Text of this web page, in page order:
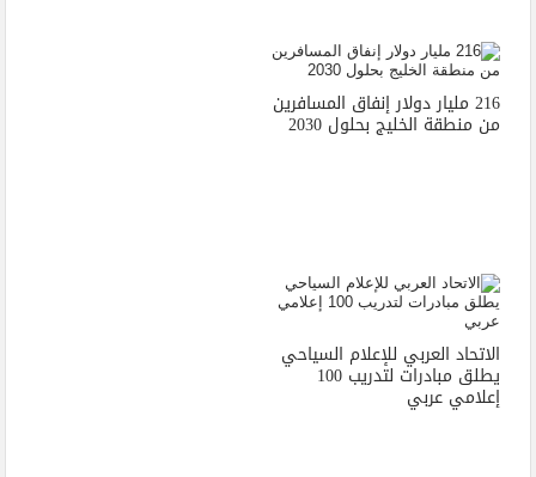
216 مليار دولار إنفاق المسافرين
من منطقة الخليج بحلول 2030
الاتحاد العربي للإعلام السياحي
يطلق مبادرات لتدريب 100
إعلامي عربي